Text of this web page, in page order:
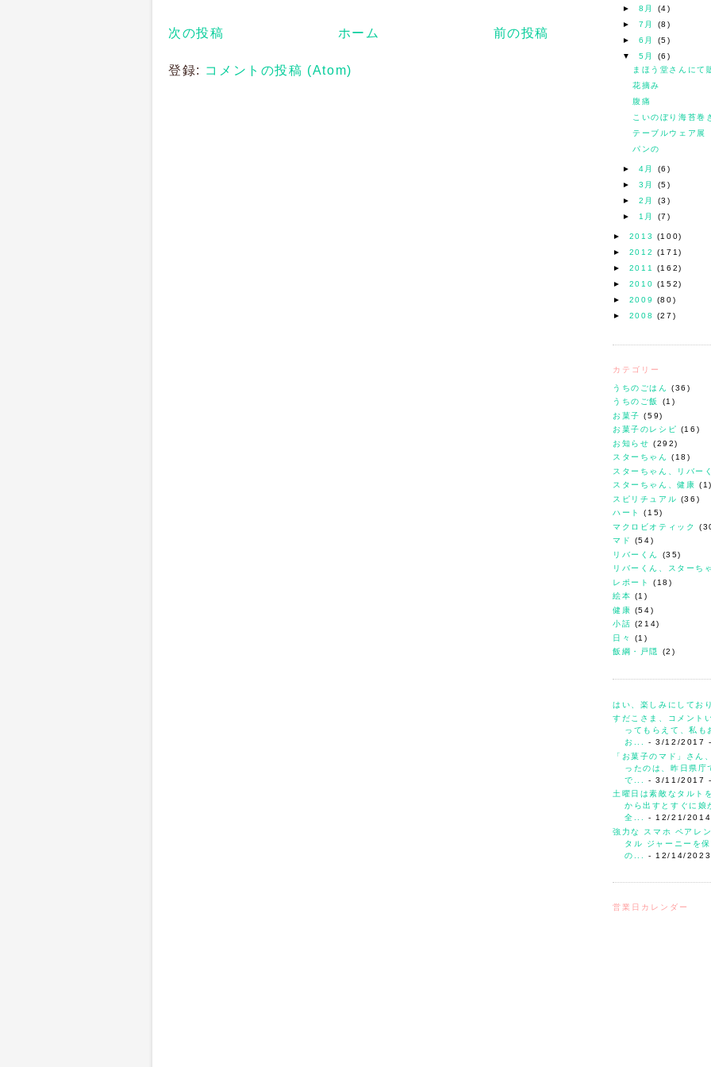
► 8月 (4)
► 7月 (8)
► 6月 (5)
▼ 5月 (6)
まほう堂さんにて
花摘み
腹痛
こいのぼり海苔巻
テーブルウェア展
パンの
► 4月 (6)
► 3月 (5)
► 2月 (3)
►
1月 (7)
► 2013 (100)
► 2012 (171)
► 2011 (162)
► 2010 (152)
► 2009 (80)
► 2008 (27)
カテゴリー
うちのごはん
(36)
うちのご飯
(1)
お菓子 (59)
お菓子のレシピ (16)
お知らせ (292)
スターちゃん
(18)
スターちゃん、リバー
スターちゃん、健康
スピリチュアル (36)
ハート
(15)
マクロビオティック
マド
(54)
リバーくん
(35)
リバーくん、スターち
レポート
(18)
絵本 (1)
健康 (54)
小話 (214)
日々
(1)
飯綱・戸隠
(2)
はい、楽しみにしてお
すだこさま、コメント
ってもらえて、私も
お...
- 3/12/2017
「お菓子のマド」さ
ったのは、昨日県庁
で...
- 3/11/2017
土曜日は素敵なタルト
から出すとすぐに娘
全...
- 12/21/2014
強力な スマホ ペアレ
タル ジャーニーを
の...
- 12/14/2023
営業日カレンダー
次の投稿 前の投稿
ホーム
登録: コメントの投稿 (Atom)